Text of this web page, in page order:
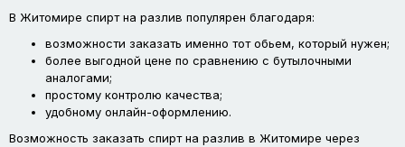
В Житомире спирт на разлив популярен благодаря:
возможности заказать именно тот обьем, который нужен;
более выгодной цене по сравнению с бутылочными
аналогами;
простому контролю качества;
удобному онлайн-оформлению.
Возможность заказать спирт на разлив в Житомире через